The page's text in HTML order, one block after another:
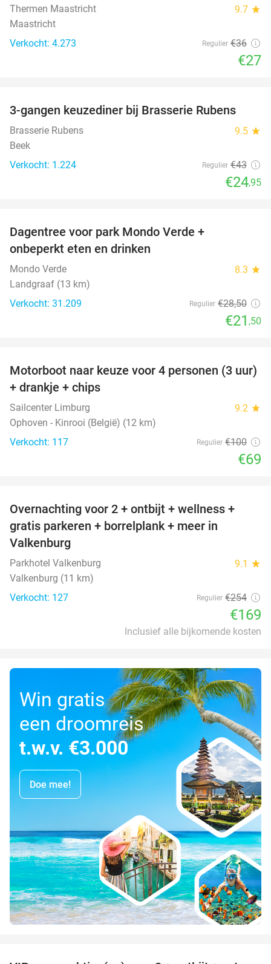
Thermen Maastricht 9.7 star
Maastricht
Verkocht: 4.273
Regulier €36
€27
42%
3-gangen keuzediner bij Brasserie Rubens
Brasserie Rubens 9.5 star
Beek
Verkocht: 1.224
Regulier €43
€24,95
Dagentree voor park Mondo Verde +
onbeperkt eten en drinken
Mondo Verde 8.3 star
Landgraaf (13 km)
Verkocht: 31.209
Regulier €28,50
€21 ,50
31%
Motorboot naar keuze voor 4 personen (3 uur)
+ drankje + chips
Sailcenter Limburg 9.2 star
Ophoven - Kinrooi (België) (12 km)
Verkocht: 117
Regulier €100
€69
33%
Overnachting voor 2 + ontbijt + wellness +
gratis parkeren + borrelplank + meer in
Valkenburg
Parkhotel Valkenburg 9.1 star
Valkenburg (11 km)
Verkocht: 127
Regulier €254
€169
Inclusief alle bijkomende kosten
Win gratis
een droomreis
t.w.v. €3.000
Doe mee!